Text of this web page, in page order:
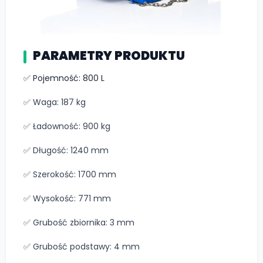
PARAMETRY PRODUKTU
✅ Pojemność: 800 L
✅ Waga: 187 kg
✅ Ładowność: 900 kg
✅ Długość: 1240 mm
✅ Szerokość: 1700 mm
✅ Wysokość: 771 mm
✅ Grubość zbiornika: 3 mm
✅ Grubość podstawy: 4 mm